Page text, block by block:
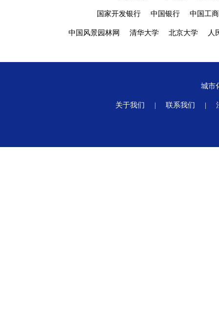
国家开发银行 中国银行 中国工
中国风景园林网 清华大学 北京大学 人
城市
关于我们 | 联系我们 |